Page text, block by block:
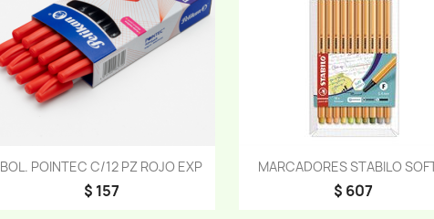
BOL. POINTEC C/12 PZ ROJO EXP
$ 157
Vista rápida MARCADORES STABILO
$ 607
Vista rápida